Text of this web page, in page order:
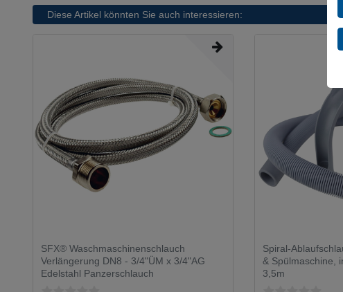
Diese Artikel könnten Sie auch interessieren:
SFX® Waschmaschinenschlauch
Verlängerung DN8 - 3/4"ÜM x 3/4"AG
Edelstahl Panzerschlauch
Spiral-
& Spülmaschine,
3,5m